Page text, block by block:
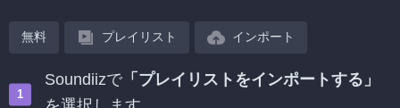
無料 プレイリスト インポート
Soundiizで「プレイリストをインポートする」